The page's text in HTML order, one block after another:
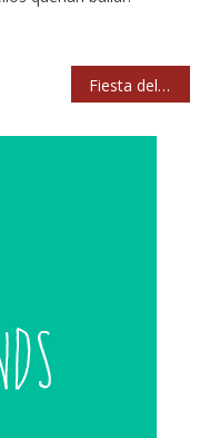
Fiesta del TurboRock en Madrid con The Jayhawks